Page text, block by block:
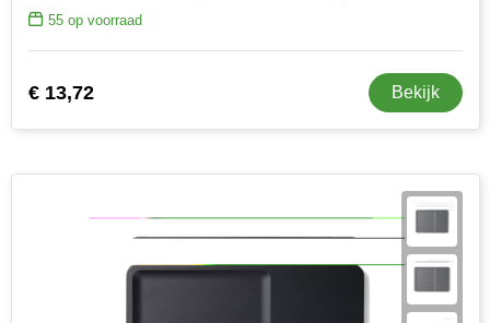
55op voorraad
€ 13,72 Bekijk